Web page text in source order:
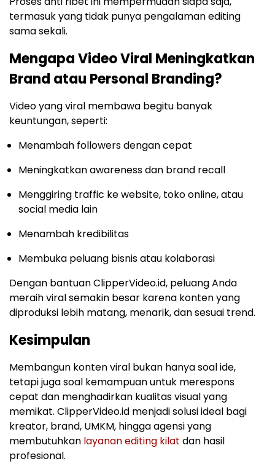
termasuk yang tidak punya pengalaman editing
sama sekali.
Mengapa Video Viral Meningkatkan
Brand atau Personal Branding?
Video yang viral membawa begitu banyak
keuntungan, seperti:
Menambah followers dengan cepat
Meningkatkan awareness dan brand recall
Menggiring traffic ke website, toko online, atau
social media lain
Menambah kredibilitas
Membuka peluang bisnis atau kolaborasi
Dengan bantuan ClipperVideo.id, peluang Anda
meraih viral semakin besar karena konten yang
diproduksi lebih matang, menarik, dan sesuai trend.
Kesimpulan
Membangun konten viral bukan hanya soal ide,
tetapi juga soal kemampuan untuk merespons
cepat dan menghadirkan kualitas visual yang
memikat. ClipperVideo.id menjadi solusi ideal bagi
kreator, brand, UMKM, hingga agensi yang
membutuhkan layanan editing kilat dan hasil
profesional.